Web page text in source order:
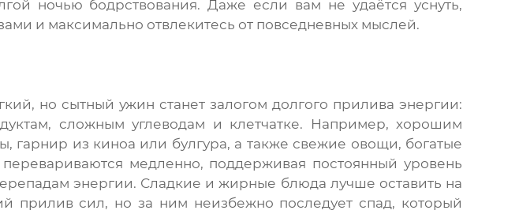
ночью бодрствования. Даже если вам не удаётся уснуть,
и максимально отвлекитесь от повседневных мыслей.
но сытный ужин станет залогом долгого прилива энергии:
сложным углеводам и клетчатке. Например, хорошим
из киноа или булгура, а также свежие овощи, богатые
медленно, поддерживая постоянный уровень
энергии. Сладкие и жирные блюда лучше оставить на
прилив сил, но за ним неизбежно последует спад, который